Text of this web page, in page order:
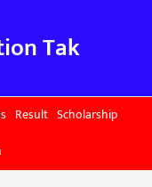
Tak
Result Scholarship